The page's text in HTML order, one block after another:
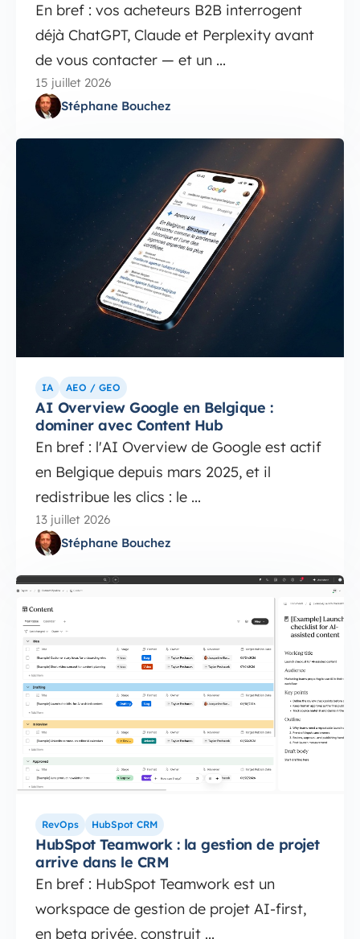
En bref : vos acheteurs B2B interrogent
déjà ChatGPT, Claude et Perplexity avant
de vous contacter — et un ...
15 juillet 2026
Stéphane Bouchez
IA AEO / GEO
AI Overview Google en Belgique :
dominer avec Content Hub
En bref : l'AI Overview de Google est actif
en Belgique depuis mars 2025, et il
redistribue les clics : le ...
13 juillet 2026
Stéphane Bouchez
RevOps HubSpot CRM
HubSpot Teamwork : la gestion de projet
arrive dans le CRM
En bref : HubSpot Teamwork est un
workspace de gestion de projet AI-first,
en beta privée, construit ...